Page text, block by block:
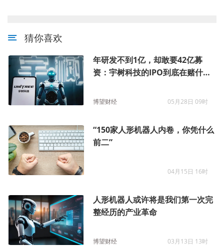
猜你喜欢
年研发不到1亿，却敢要42亿募
资：宇树科技的IPO到底在赌什
博望财经 05月28日 09时
“150家人形机器人内卷，你凭什么
前二”
04月15日 16时
人形机器人或许将是我们第一次完
整经历的产业革命
博望财经 03月13日 13时